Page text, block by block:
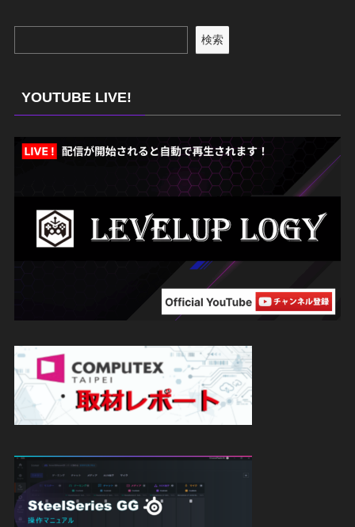
検索
YOUTUBE LIVE!